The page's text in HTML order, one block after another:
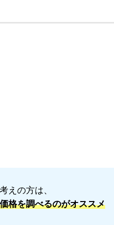
えの方は、
格を調べるのがオススメ